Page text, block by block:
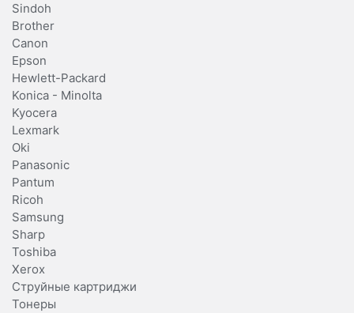
Sindoh
Brother
Canon
Epson
Hewlett-Packard
Konica - Minolta
Kyocera
Lexmark
Oki
Panasonic
Pantum
Ricoh
Samsung
Sharp
Toshiba
Xerox
Струйные картриджи
Тонеры